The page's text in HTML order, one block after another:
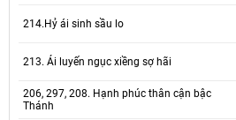
214.Hỷ ái sinh sầu lo
213. Ái luyến ngục xiềng sợ hãi
206, 297, 208. Hạnh phúc thân cận bậc
Thánh